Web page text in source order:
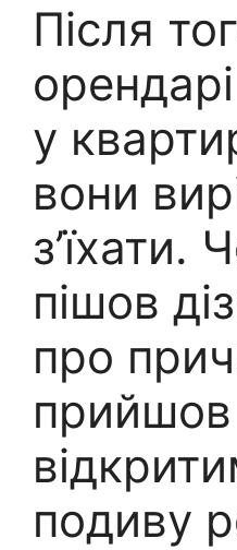
Після
у
вони
з’їхати.
пішов
про
прийшов
подиву